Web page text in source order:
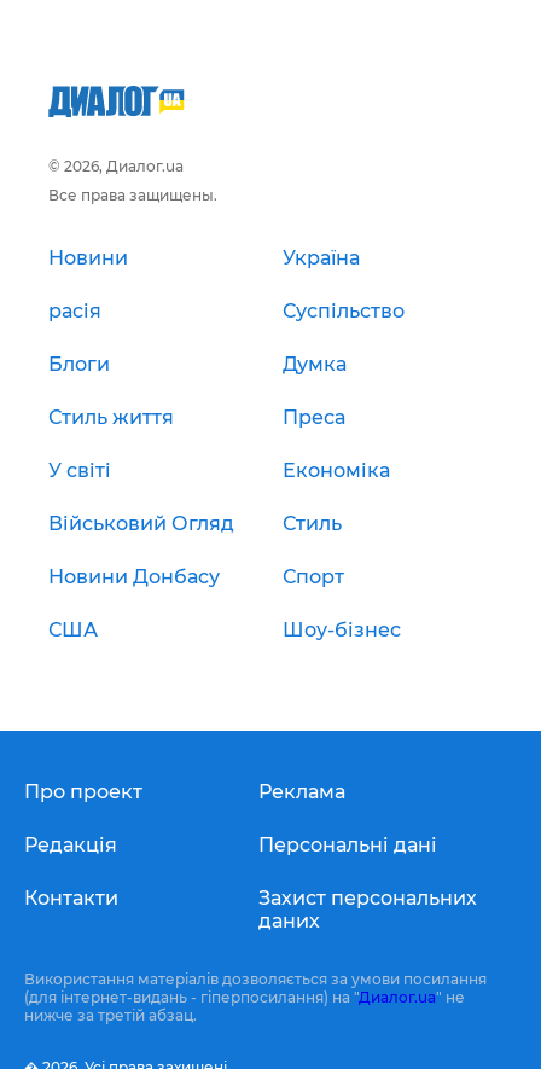
© 2026, Диалог.ua
Все права защищены.
Новини Україна
расія Суспільство
Блоги Думка
Стиль життя Преса
У світі Економіка
Військовий Огляд Стиль
Новини Донбасу Спорт
США Шоу-бізнес
Про проект
Редакція
Контакти
Реклама
Персональні дані
Захист персональних
даних
Використання матеріалів дозволяється за умови посилання
(для інтернет-видань - гіперпосилання) на "Диалог.ua" не
нижче за третій абзац.